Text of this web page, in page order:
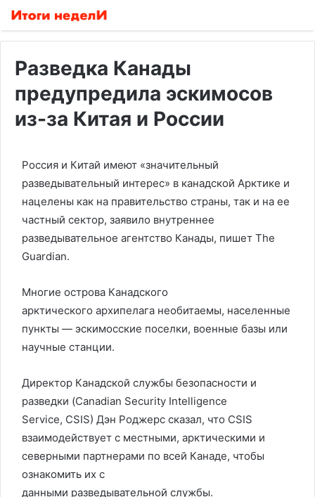
Разведка Канады
предупредила эскимосов
из-за Китая и России
Россия и Китай имеют «значительный
разведывательный интерес» в канадской Арктике и
нацелены как на правительство страны, так и на ее
частный сектор, заявило внутреннее
разведывательное агентство Канады, пишет The
Guardian.
Многие острова Канадского
арктического архипелага необитаемы, населенные
пункты — эскимосские поселки, военные базы или
научные станции.
Директор Канадской службы безопасности и
разведки (Canadian Security Intelligence
Service, CSIS) Дэн Роджерс сказал, что CSIS
взаимодействует с местными, арктическими и
северными партнерами по всей Канаде, чтобы
ознакомить их с
данными разведывательной службы.